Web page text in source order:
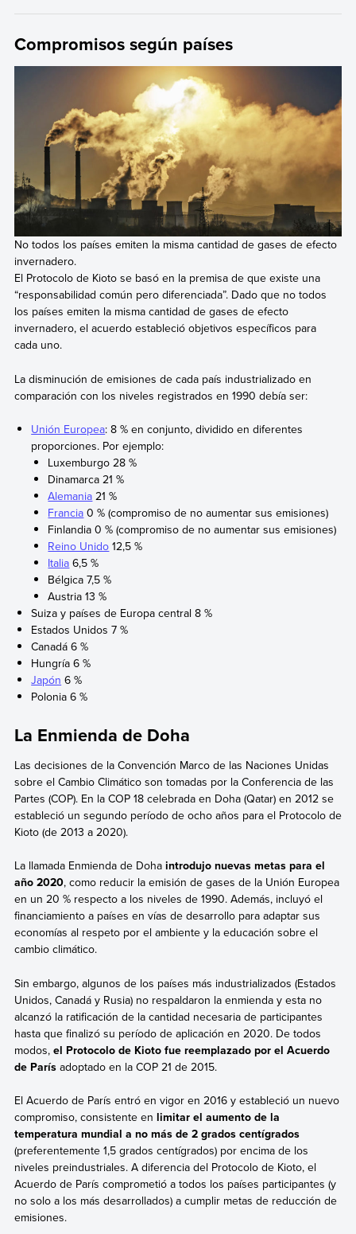
Compromisos según países
No todos los países emiten la misma cantidad de gases de efecto
invernadero.
El Protocolo de Kioto se basó en la premisa de que existe una
“responsabilidad común pero diferenciada”. Dado que no todos
los países emiten la misma cantidad de gases de efecto
invernadero, el acuerdo estableció objetivos específicos para
cada uno.
La disminución de emisiones de cada país industrializado en
comparación con los niveles registrados en 1990 debía ser:
Unión Europea: 8 % en conjunto, dividido en diferentes
proporciones. Por ejemplo:
Luxemburgo 28 %
Dinamarca 21 %
Alemania 21 %
Francia 0 % (compromiso de no aumentar sus emisiones)
Finlandia 0 % (compromiso de no aumentar sus emisiones)
Reino Unido 12,5 %
Italia 6,5 %
Bélgica 7,5 %
Austria 13 %
Suiza y países de Europa central 8 %
Estados Unidos 7 %
Canadá 6 %
Hungría 6 %
Japón 6 %
Polonia 6 %
La Enmienda de Doha
Las decisiones de la Convención Marco de las Naciones Unidas
sobre el Cambio Climático son tomadas por la Conferencia de las
Partes (COP). En la COP 18 celebrada en Doha (Qatar) en 2012 se
estableció un segundo período de ocho años para el Protocolo de
Kioto (de 2013 a 2020).
La llamada Enmienda de Dohaintrodujo nuevas metas para el
año 2020, como reducir la emisión de gases de la Unión Europea
en un 20 % respecto a los niveles de 1990. Además, incluyó el
financiamiento a países en vías de desarrollo para adaptar sus
economías al respeto por el ambiente y la educación sobre el
cambio climático.
Sin embargo, algunos de los países más industrializados (Estados
Unidos, Canadá y Rusia) no respaldaron la enmienda y esta no
alcanzó la ratificación de la cantidad necesaria de participantes
hasta que finalizó su período de aplicación en 2020. De todos
modos, el Protocolo de Kioto fue reemplazado por el Acuerdo
de Parísadoptado en la COP 21 de 2015.
El Acuerdo de París entró en vigor en 2016 y estableció un nuevo
compromiso, consistente en limitar el aumento de la
temperatura mundial a no más de 2 grados centígrados
(preferentemente 1,5 grados centígrados) por encima de los
niveles preindustriales. A diferencia del Protocolo de Kioto, el
Acuerdo de París comprometió a todos los países participantes (y
no solo a los más desarrollados) a cumplir metas de reducción de
emisiones.